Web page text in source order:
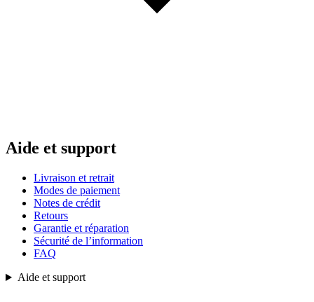
Aide et support
Livraison et retrait
Modes de paiement
Notes de crédit
Retours
Garantie et réparation
Sécurité de l’information
FAQ
Aide et support